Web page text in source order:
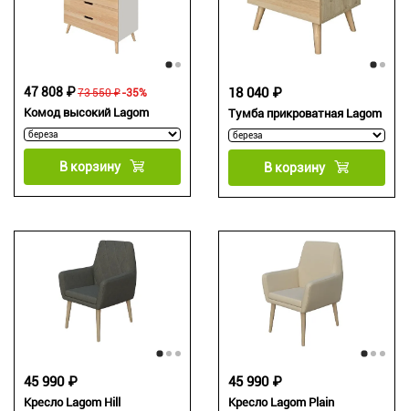
Комод высокий Lagom
73 550 ₽
47 808 ₽ -35%
В корзину
Тумба прикроватная Lagom
18 040 ₽
В корзину
Кресло Lagom Hill
45 990 ₽
Кресло Lagom Plain
45 990 ₽